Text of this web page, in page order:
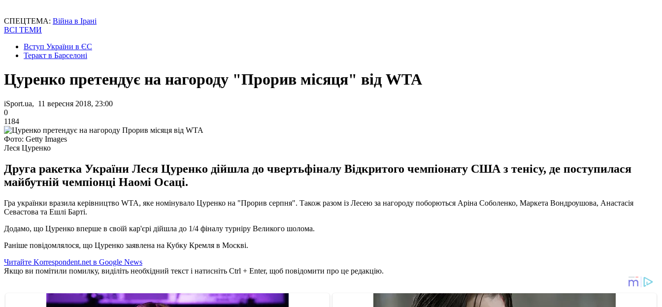
СПЕЦТЕМА: Війна в Ірані
ВСІ ТЕМИ
Вступ України в ЄС
Теракт в Барселоні
Цуренко претендує на нагороду "Прорив місяця" від WТА
iSport.ua, 11 вересня 2018, 23:00
0
1184
Фото: Getty Images
Леся Цуренко
Друга ракетка України Леся Цуренко дійшла до чвертьфіналу Відкритого чемпіонату США з тенісу, де поступилася
майбутній чемпіонці Наомі Осаці.
Гра українки вразила керівництво WTA, яке номінувало Цуренко на "Прорив серпня". Також разом із Лесею за нагороду поборються Аріна Соболенко, Маркета Вондроушова, Анастасія
Севастова та Ешлі Барті.
Додамо, що Цуренко вперше в своїй кар'єрі дійшла до 1/4 фіналу турніру Великого шолома.
Раніше повідомлялося, що Цуренко заявлена ​​на Кубку Кремля в Москві.
Читайте Korrespondent.net в Google News
Якщо ви помітили помилку, виділіть необхідний текст і натисніть Ctrl + Enter, щоб повідомити про це редакцію.